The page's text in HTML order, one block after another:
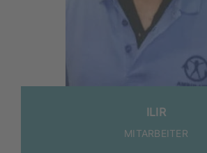
ILIR
MITARBEITER